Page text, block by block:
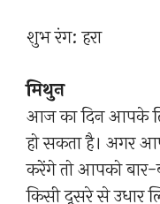
शुभ रंग: हरा
मिथुन
आज का दिन आपके
हो सकता है। अगर
करेंगे तो आपको बार-
किसी दूसरे से उधार